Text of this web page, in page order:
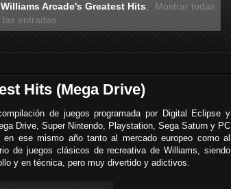
Williams Arcade's Greatest Hits.
Mostrar todas
las entradas
Hits (Mega Drive)
de juegos programada por Digital Eclipse y
Drive, Super Nintendo, Playstation, Sega Saturn y PC
ese mismo año tanto al mercado europeo como al
de juegos clásicos de recreativa de Williams, siendo
y en técnica, pero muy divertido y adictivos.